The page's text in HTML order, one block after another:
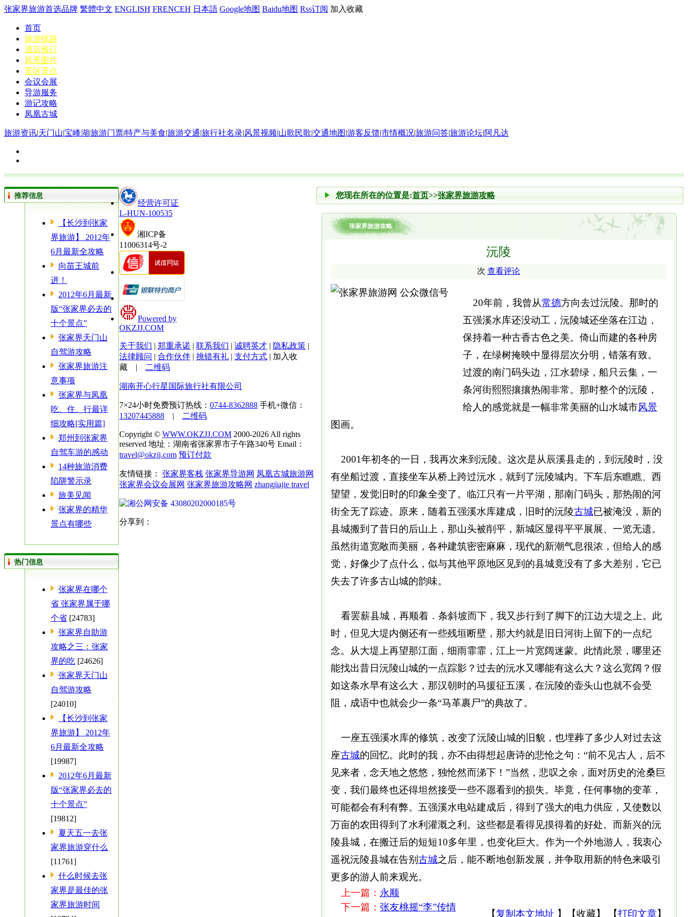
张家界旅游首选品牌 繁體中文 ENGLISH FRENCEH 日本語 Google地图 Baidu地图 Rss订阅 加入收藏
首页
旅游线路
酒店预订
风景图片
景区景点
会议会展
导游服务
游记攻略
凤凰古城
旅游资讯|天门山|宝峰湖|旅游门票|特产与美食|旅游交通|旅行社名录|风景视频|山歌民歌|交通地图|游客反馈|市情概况|旅游问答|旅游论坛|阿凡达
您现在所在的位置是:首页>>张家界旅游攻略
张家界旅游攻略
沅陵
次 查看评论
20年前，我曾从常德方向去过沅陵。那时的
五强溪水库还没动工，沅陵城还坐落在江边，
保持着一种古香古色之美。倚山而建的各种房
子，在绿树掩映中显得层次分明，错落有致。
过渡的南门码头边，江水碧绿，船只云集，一
条河街熙熙攘攘热闹非常。那时整个的沅陵，
给人的感觉就是一幅非常美丽的山水城市风景
图画。
2001年初冬的一日，我再次来到沅陵。这次是从辰溪县走的，到沅陵时，没
有坐船过渡，直接坐车从桥上跨过沅水，就到了沅陵城内。下车后东瞧瞧、西
望望，发觉旧时的印象全变了。临江只有一片平湖，那南门码头，那热闹的河
街全无了踪迹。原来，随着五强溪水库建成，旧时的沅陵古城已被淹没，新的
县城搬到了昔日的后山上，那山头被削平，新城区显得平平展展、一览无遗。
虽然街道宽敞而美丽，各种建筑密密麻麻，现代的新潮气息很浓，但给人的感
觉，好像少了点什么，似与其他平原地区见到的县城竟没有了多大差别，它已
失去了许多古山城的韵味。
看罢薪县城，再顺着．条斜坡而下，我又步行到了脚下的江边大堤之上。此
时，但见大堤内侧还有一些残垣断壁，那大约就是旧日河街上留下的一点纪
念。从大堤上再望那江面，细雨霏霏，江上一片宽阔迷蒙。此情此景，哪里还
能找出昔日沅陵山城的一点踪影？过去的沅水又哪能有这么大？这么宽阔？假
如这条水早有这么大，那汉朝时的马援征五溪，在沅陵的壶头山也就不会受
阻，成语中也就会少一条“马革裹尸”的典故了。
一座五强溪水库的修筑，改变了沅陵山城的旧貌，也埋葬了多少人对过去这
座古城的回忆。此时的我，亦不由得想起唐诗的悲怆之句：“前不见古人，后不
见来者，念天地之悠悠，独怆然而涕下！”当然，悲叹之余，面对历史的沧桑巨
变，我们最终也还得坦然接受一些不愿看到的损失。毕竟，任何事物的变革，
可能都会有利有弊。五强溪水电站建成后，得到了强大的电力供应，又使数以
万亩的农田得到了水利灌溉之利。这些都是看得见摸得着的好处。而新兴的沅
陵县城，在搬迁后的短短10多年里，也变化巨大。作为一个外地游人，我衷心
遥祝沅陵县城在告别 古城之后，能不断地创新发展，并争取用新的特色来吸引
更多的游人前来观光。
上一篇： 永顺
下一篇： 张友桃摇“李”传情
【复制本文地址 】 【收藏】 【打印文章】
推荐信息
【长沙到张家
界旅游】 2012年
6月最新全攻略
向苗王城前
进！
2012年6月最新
版“张家界必去的
十个景点”
张家界天门山
自驾游攻略
张家界旅游注
意事项
张家界与凤凰
吃、住、行最详
细攻略[实用篇]
郑州到张家界
自驾车游的感动
14种旅游消费
陷阱警示录
旅美见闻
张家界的精华
景点有哪些
热门信息
张家界在哪个
省 张家界属于哪
个省 [24783]
张家界自助游
攻略之三：张家
界的吃 [24626]
张家界天门山
自驾游攻略
[24010]
【长沙到张家
界旅游】 2012年
6月最新全攻略
[19987]
2012年6月最新
版“张家界必去的
十个景点”
[19812]
夏天五一去张
家界旅游穿什么
[11761]
什么时候去张
家界是最佳的张
家界旅游时间
经营许可证
L-HUN-100535
湘ICP备
11006314号-2
Powered by
OKZJJ.COM
关于我们 | 郑重承诺 | 联系我们 | 诚聘英才 | 隐私政策 |
法律顾问 | 合作伙伴 | 挑错有礼 | 支付方式 | 加入收
藏 | 二维码
湖南开心行星国际旅行社有限公司
7×24小时免费预订热线： 0744-8362888 手机+微信：
13207445888 | 二维码
Copyright © WWW.OKZJJ.COM 2000-2026 All rights
reserved 地址：湖南省张家界市子午路340号 Email：
travel@okzjj.com 预订付款
友情链接： 张家界客栈 张家界导游网 凤凰古城旅游网
张家界会议会展网 张家界旅游攻略网 zhangjiajie travel
湘公网安备 43080202000185号
分享到：